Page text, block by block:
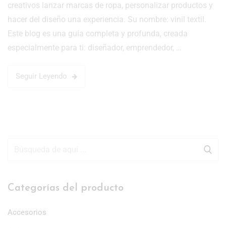
creativos lanzar marcas de ropa, personalizar productos y
hacer del diseño una experiencia. Su nombre: vinil textil.
Este blog es una guía completa y profunda, creada
especialmente para ti: diseñador, emprendedor, …
Seguir Leyendo
Categorías del producto
Accesorios